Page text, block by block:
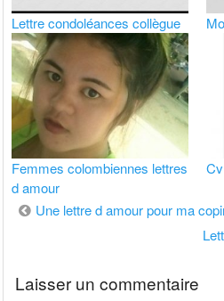
Lettre condoléances collègue
Femmes colombiennes lettres
d amour
Navigation
Une lettre d amour pour ma
Laisser un commentaire